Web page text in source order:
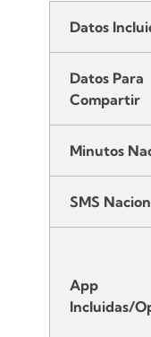
Datos
Datos Para
Compartir
Minutos
SMS
App
Incluidas/